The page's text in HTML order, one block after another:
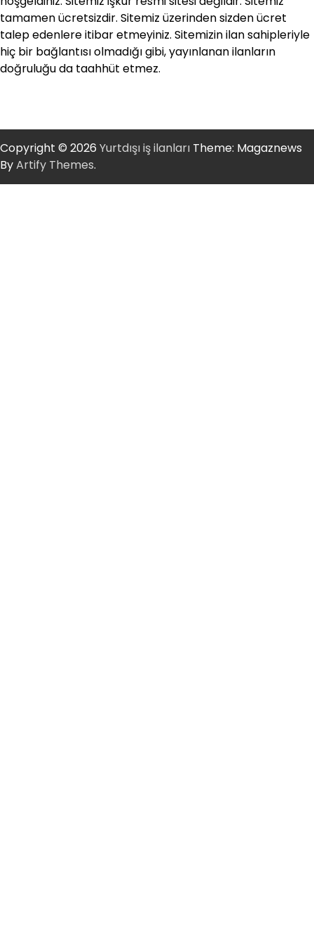
tamamen ücretsizdir. Sitemiz üzerinden sizden ücret
talep edenlere itibar etmeyiniz. Sitemizin ilan sahipleriyle
hiç bir bağlantısı olmadığı gibi, yayınlanan ilanların
doğruluğu da taahhüt etmez.
Copyright © 2026 Yurtdışı iş ilanları Theme: Magaznews
ByArtify Themes.